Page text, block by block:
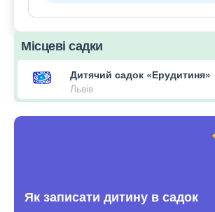
Місцеві садки
Дитячий садок «Ерудитиня»
Львів
Як записати дитину в садок